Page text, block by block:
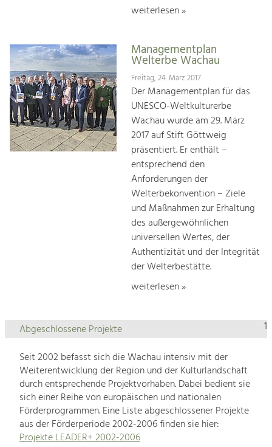
weiterlesen »
Managementplan
Welterbe Wachau
Freitag, 24. März 2017
Der Managementplan für das
UNESCO-Weltkulturerbe
Wachau wurde am 29. März
2017 auf Stift Göttweig
präsentiert. Er enthält –
entsprechend den
Anforderungen der
Welterbekonvention – Ziele
und Maßnahmen zur Erhaltung
des außergewöhnlichen
universellen Wertes, der
Authentizität und der Integrität
der Welterbestätte.
weiterlesen »
1
Abgeschlossene Projekte
Seit 2002 befasst sich die Wachau intensiv mit der
Weiterentwicklung der Region und der Kulturlandschaft
durch entsprechende Projektvorhaben. Dabei bedient sie
sich einer Reihe von europäischen und nationalen
Förderprogrammen. Eine Liste abgeschlossener Projekte
aus der Förderperiode 2002-2006 finden sie hier:
Projekte LEADER+ 2002-2006